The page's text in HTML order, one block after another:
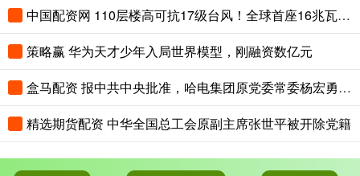
中国配资网 110层楼高可抗17级台风！全球首座16兆瓦张力腿浮式风电平台正式供电
策略赢 华为天才少年入局世界模型，刚融资数亿元
盒马配资 报中共中央批准，哈电集团原党委常委杨宏勇被开除党籍
精选期货配资 中华全国总工会原副主席张世平被开除党籍